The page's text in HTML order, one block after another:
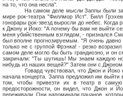
на то, что она несла".
На самом деле мысли Заппы были заняты
мире рок-театра "Филлмор Ист". Билл
гонорары рок-звезд выросли до небес. Когда
к Джону и Йоко: "А почему бы вам не выйти
меня убийственным взглядом, - признался
был вполне прогнозируемым. "Я очень
только не с группой Фрэнка! - резко
самом деле могло бы быть грандиозно, и он
закричали: "Ты шутишь! Мы знаем каждую
нибудь из наших вещей?" Затем они с Джоном
Говард чувствовал, что Джон и Йоко ни
начала концерта. Заппа предложил им выйти
том, чтобы привезти их в театр в
предосторожности, он видел, что Джон и
переживали. Они напоминали пацанов,